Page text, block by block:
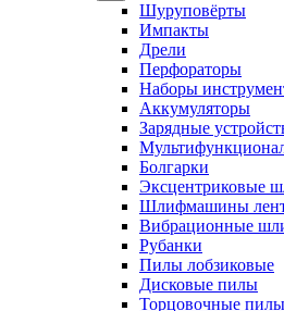
Шуруповёрты
Импакты
Дрели
Перфораторы
Наборы
Аккумуляторы
Зарядные
Болгарки
Эксцентриковые
Шлифмашины
Вибрационные
Рубанки
Пилы лобзиковые
Дисковые пилы
Торцовочные пилы